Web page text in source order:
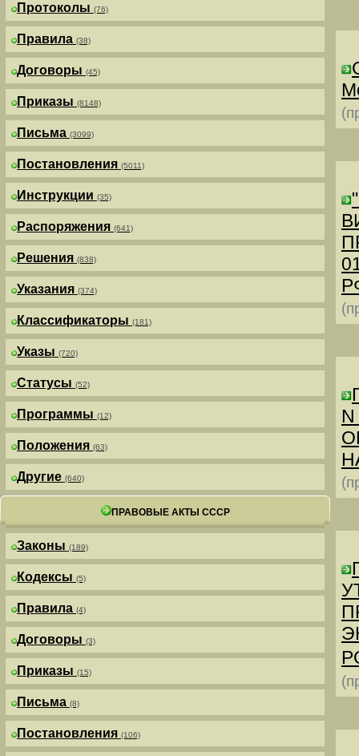
Протоколы (76)
Правила (38)
Договоры (45)
Приказы (8148)
Письма (3099)
Постановления (5011)
Инструкции (35)
Распоряжения (641)
Решения (838)
Указания (374)
Классификаторы (181)
Указы (720)
Статусы (52)
Программы (12)
Положения (63)
Другие (640)
ПРАВОВЫЕ АКТЫ СССР
Законы (189)
Кодексы (5)
Правила (4)
Договоры (3)
Приказы (15)
Письма (8)
Постановления (106)